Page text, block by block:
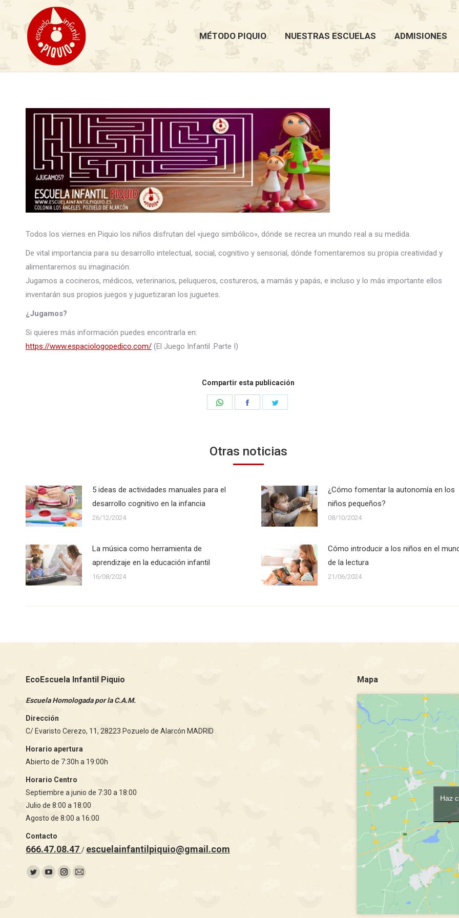
MÉTODO PIQUIO NUESTRAS ESCUELAS ADMISIONES
Todos los viernes en Piquio los niños disfrutan del «juego simbólico», dónde se recrea un mundo real a su medida.
De vital importancia para su desarrollo intelectual, social, cognitivo y sensorial, dónde fomentaremos su propia creatividad y
alimentaremos su imaginación.
Jugamos a cocineros, médicos, veterinarios, peluqueros, costureros, a mamás y papás, e incluso y lo más importante ellos
inventarán sus propios juegos y juguetizaran los juguetes.
¿Jugamos?
Si quieres más información puedes encontrarla en:
https://www.espaciologopedico.com/ (El Juego Infantil .Parte I)
Compartir esta publicación
Share
Share
Otras noticias
5 ideas de actividades manuales para el
desarrollo cognitivo en la infancia
26/12/2024
¿Cómo fomentar la autonomía en los
niños pequeños?
08/10/2024
La música como herramienta de
aprendizaje en la educación infantil
16/08/2024
Cómo introducir a los niños en el
de la lectura
21/06/2024
EcoEscuela Infantil Piquio
Escuela Homologada por la C.A.M.
Dirección
C/ Evaristo Cerezo, 11, 28223 Pozuelo de Alarcón MADRID
Horario apertura
Abierto de 7:30h a 19:00h
Horario Centro
Septiembre a junio de 7:30 a 18:00
Julio de 8:00 a 18:00
Agosto de 8:00 a 16:00
Contacto
666.47.08.47 / escuelainfantilpiquio@gmail.com
Encuéntranos en:
TwitterYouTubeInstagram
Mail
Mapa
Haz